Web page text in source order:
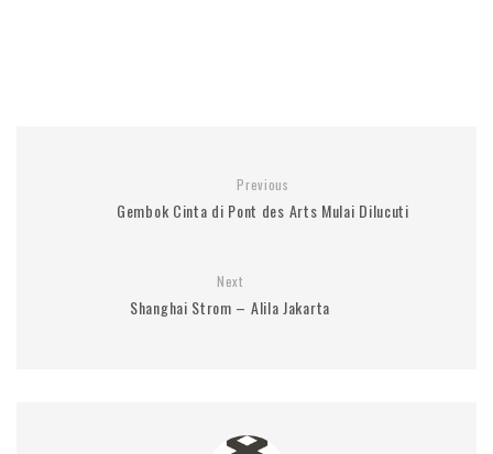
Previous
Gembok Cinta di Pont des Arts Mulai Dilucuti
Next
Shanghai Strom – Alila Jakarta